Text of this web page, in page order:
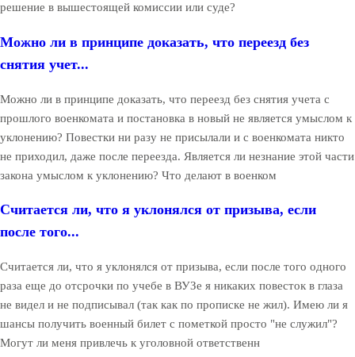
решение в вышестоящей комиссии или суде?
Можно ли в принципе доказать, что переезд без
снятия учет...
Можно ли в принципе доказать, что переезд без снятия учета с
прошлого военкомата и постановка в новый не является умыслом к
уклонению? Повестки ни разу не присылали и с военкомата никто
не приходил, даже после переезда. Является ли незнание этой части
закона умыслом к уклонению? Что делают в военком
Считается ли, что я уклонялся от призыва, если
после того...
Считается ли, что я уклонялся от призыва, если после того одного
раза еще до отсрочки по учебе в ВУЗе я никаких повесток в глаза
не видел и не подписывал (так как по прописке не жил). Имею ли я
шансы получить военный билет с пометкой просто "не служил"?
Могут ли меня привлечь к уголовной ответственн